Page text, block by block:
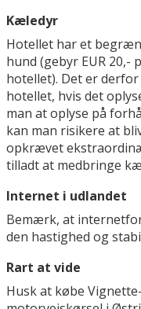
Kæledyr
Hotellet har et
hund (gebyr EUR 20,-
hotellet). Det er
hotellet, hvis det
man at oplyse på
kan man risikere at
opkrævet
tilladt at medbringe
Internet i udlandet
Bemærk, at
den hastighed og
Rart at vide
Husk at købe